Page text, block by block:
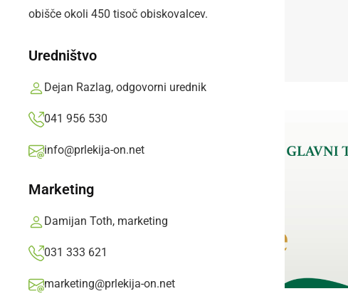
obišče okoli 450 tisoč obiskovalcev.
Uredništvo
Dejan Razlag, odgovorni urednik
041 956 530
info@prlekija-on.net
Marketing
Damijan Toth, marketing
031 333 621
marketing@prlekija-on.net